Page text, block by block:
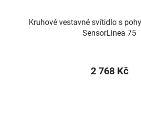
Kruhové vestavné svítidlo s
SensorLinea 75
2 768 Kč